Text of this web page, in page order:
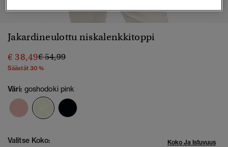
Jakardineulottu niskalenkkitoppi
€ 38,49Hinta alennettu hinnasta
€ 54,99hintaan
Säästät 30 %
Väri: goshodoki pink
valittu
Valitse Koko: Koko Ja Istuvuus